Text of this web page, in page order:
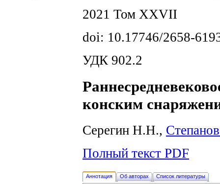
2021 Том XXVII
doi: 10.17746/2658-
УДК 902.2
конским
Серегин H.H.,
Полный текст PDF
Аннотация Об авторах Список литературы